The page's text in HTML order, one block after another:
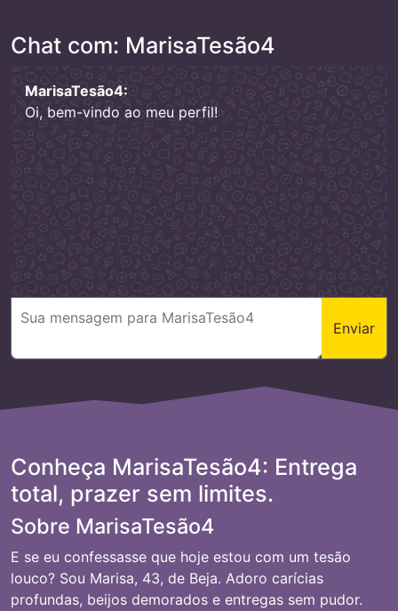
Chat com: MarisaTesão4
MarisaTesão4:
Oi, bem-vindo ao meu perfil!
Enviar
Conheça MarisaTesão4: Entrega
total, prazer sem limites.
Sobre MarisaTesão4
E se eu confessasse que hoje estou com um tesão
louco? Sou Marisa, 43, de Beja. Adoro carícias
profundas, beijos demorados e entregas sem pudor.